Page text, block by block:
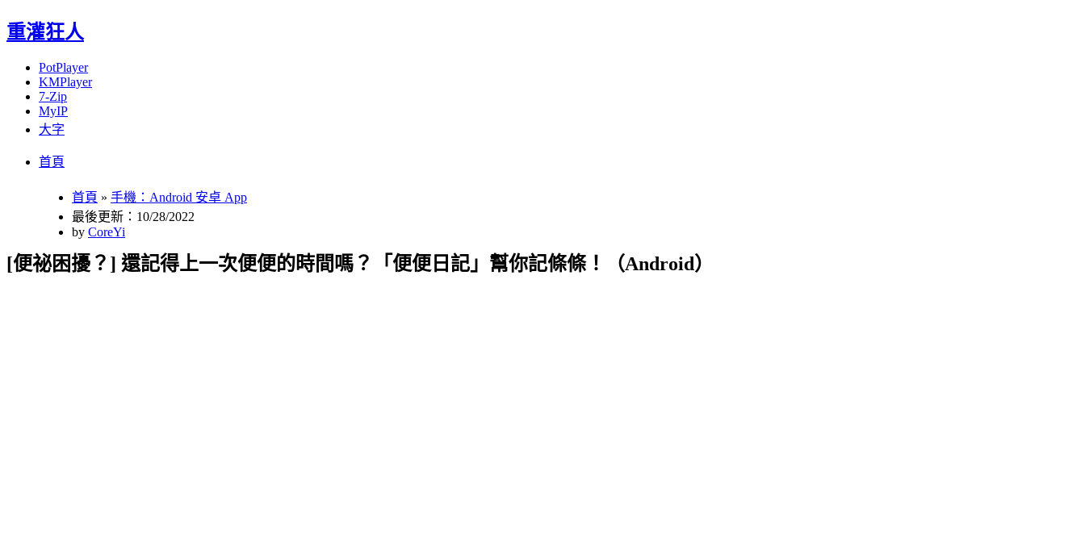
重灌狂人
PotPlayer
KMPlayer
7-Zip
MyIP
大字
首頁
首頁 » 手機：Android 安卓 App
最後更新：10/28/2022
by CoreYi
[便祕困擾？] 還記得上一次便便的時間嗎？「便便日記」幫你記條條！（Android）